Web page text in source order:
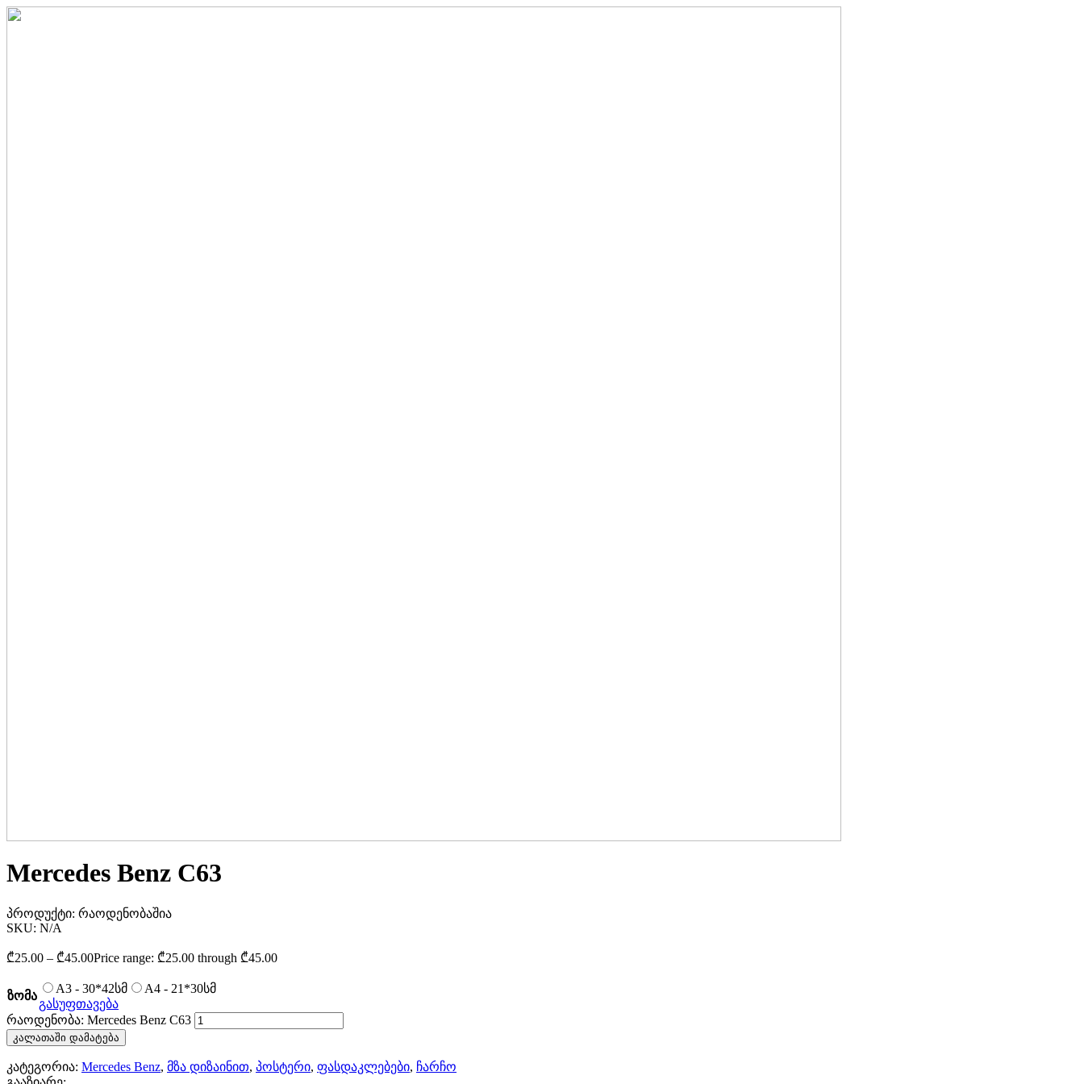
Mercedes Benz C63
პროდუქტი: რაოდენობაშია
SKU: N/A
₾25.00 – ₾45.00Price range: ₾25.00 through ₾45.00
ზომა
A3 - 30*42სმ
A4 - 21*30სმ
გასუფთავება
რაოდენობა: Mercedes Benz C63
კალათაში დამატება
კატეგორია: Mercedes Benz, მზა დიზაინით, პოსტერი, ფასდაკლებები, ჩარჩო